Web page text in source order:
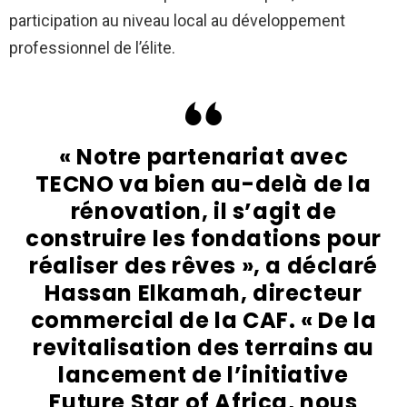
participation au niveau local au développement
professionnel de l’élite.
« Notre partenariat avec
TECNO va bien au-delà de la
rénovation, il s’agit de
construire les fondations pour
réaliser des rêves », a déclaré
Hassan Elkamah, directeur
commercial de la CAF. « De la
revitalisation des terrains au
lancement de l’initiative